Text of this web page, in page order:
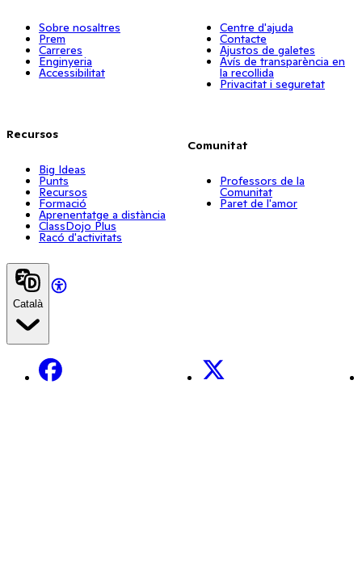
Sobre nosaltres
Prem
Carreres
Enginyeria
Accessibilitat
Recursos
Big Ideas
Punts
Recursos
Formació
Aprenentatge a distància
ClassDojo Plus
Racó d'activitats
Centre d'ajuda
Contacte
Ajustos de galetes
Avís de transparència en
la recollida
Privacitat i seguretat
Comunitat
Professors de la
Comunitat
Paret de l'amor
Català
Facebook X